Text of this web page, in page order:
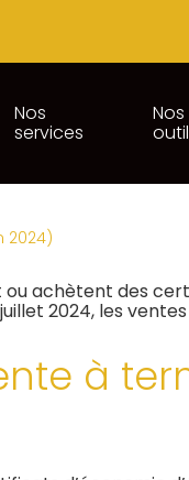
Nos
services
Nos
2024)
achètent des
2024, les
à